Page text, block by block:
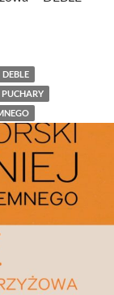
DEBLE
PUCHARY